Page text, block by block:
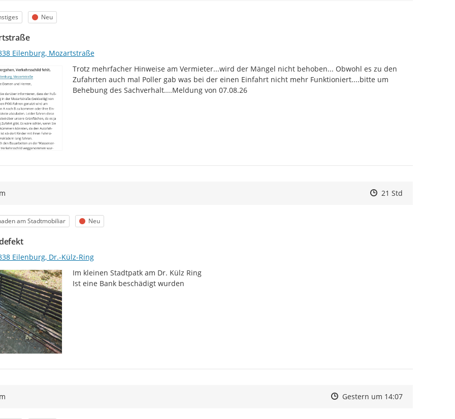
Status
Neu
Eilenburg, Mozartstraße
Trotz mehrfacher Hinweise am Vermieter...wird der Mängel nicht behoben... Obwohl es zu den
Zufahrten auch mal Poller gab was bei der einen Einfahrt nicht mehr Funktioniert....bitte um
Behebung des Sachverhalt....Meldung von 07.08.26
Zeitpunkt des
Zeitpunkt des
21 StdZur Äußerung
am Stadtmobiliar Status
Neu
Eilenburg, Dr.-Külz-Ring
Im kleinen Stadtpatk am Dr. Külz Ring
Ist eine Bank beschädigt wurden
Zeitpunkt des Erstellens
Zeitpunkt des Erstellens
Gestern um 14:07Zur Äußerung